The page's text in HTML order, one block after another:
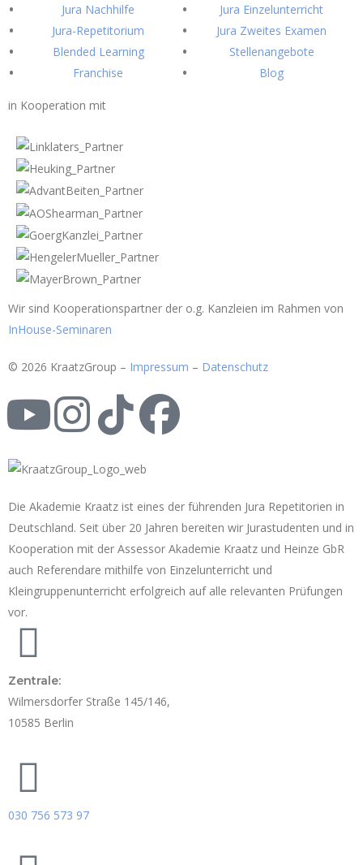
Jura Nachhilfe
Jura Einzelunterricht
Jura-Repetitorium
Jura Zweites Examen
Blended Learning
Stellenangebote
Franchise
Blog
in Kooperation mit
Wir sind Kooperationspartner der o.g. Kanzleien im Rahmen von
InHouse-Seminaren
© 2026 KraatzGroup – Impressum – Datenschutz
Die Akademie Kraatz ist eines der führenden Jura Repetitorien in
Deutschland. Seit über 20 Jahren bereiten wir Jurastudenten und in
Kooperation mit der Assessor Akademie Kraatz und Heinze GbR
auch Referendare mithilfe von Einzelunterricht und
Kleingruppenunterricht erfolgreich auf alle relevanten Prüfungen
vor.
Zentrale:
Wilmersdorfer Straße 145/146,
10585 Berlin
030 756 573 97